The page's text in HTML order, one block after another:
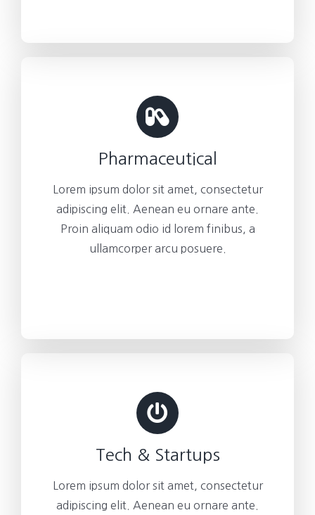
Pharmaceutical
Lorem ipsum dolor sit amet, consectetur
adipiscing elit. Aenean eu ornare ante.
Proin aliquam odio id lorem finibus, a
ullamcorper arcu posuere.
Tech & Startups
Lorem ipsum dolor sit amet, consectetur
adipiscing elit. Aenean eu ornare ante.